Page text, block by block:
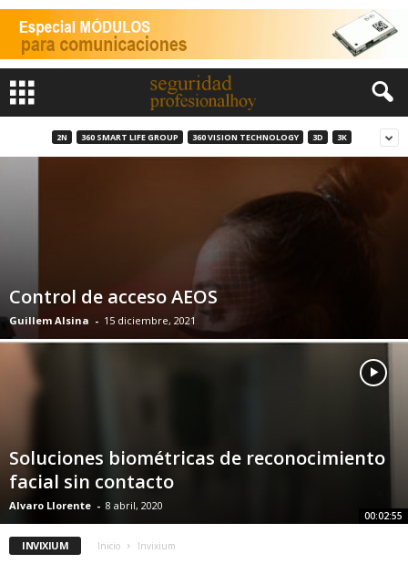
2N 360 SMART LIFE GROUP 360 VISION TECHNOLOGY 3D 3K
Control de acceso AEOS
Guillem Alsina - 15 diciembre, 2021
00:02:55
Soluciones biométricas de reconocimiento
facial sin contacto
Alvaro Llorente - 8 abril, 2020
INVIXIUM Inicio Invixium